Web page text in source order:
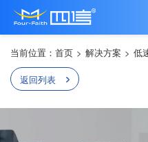
当前位置： 首页 > 解决方案 > 低
返回列表